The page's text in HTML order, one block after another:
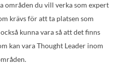
områden du vill verka som expert
krävs för att ta platsen som
kunna vara så att det finns
kan vara Thought Leader inom